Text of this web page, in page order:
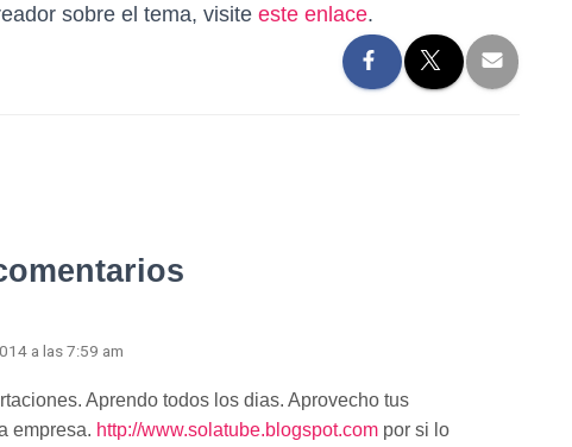
sobre el tema, visite este enlace.
a las 7:59 am
Aprendo todos los dias. Aprovecho tus
empresa. http://www.solatube.blogspot.com por si lo